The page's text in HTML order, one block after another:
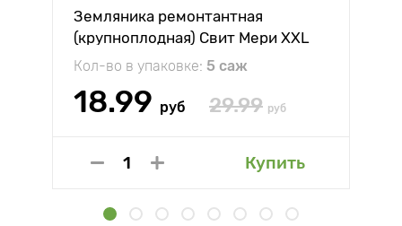
Земляника ремонтантная
(крупноплодная) Свит Мери XXL
Кол-во в упаковке: 5 саж
18.99 руб 29.99 руб
Купить